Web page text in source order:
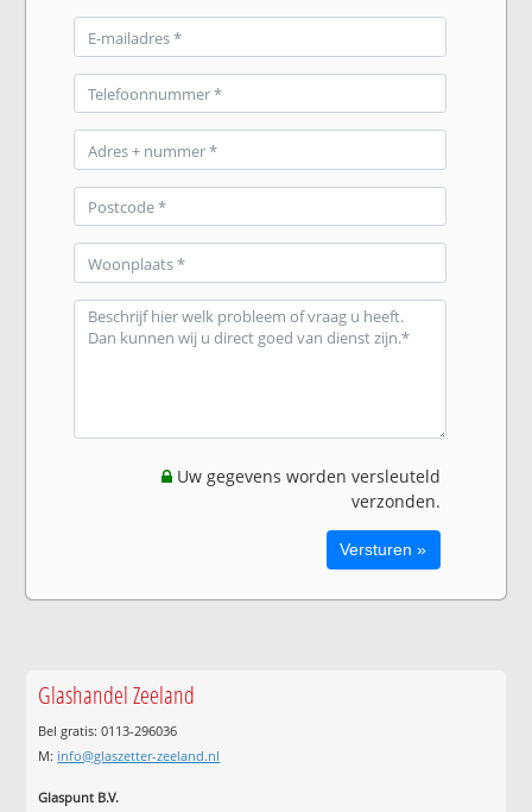
Uw gegevens worden versleuteld
verzonden.
Glashandel Zeeland
Bel gratis: 0113-296036
M: info@glaszetter-zeeland.nl
Glaspunt B.V.